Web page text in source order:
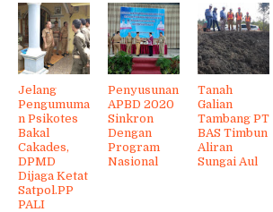
Jelang
Pengumuma
n Psikotes
Bakal
Cakades,
DPMD
Dijaga Ketat
Satpol.PP
PALI
Penyusunan
APBD 2020
Sinkron
Dengan
Program
Nasional
Tanah
Galian
Tambang PT
BAS Timbun
Aliran
Sungai Aul